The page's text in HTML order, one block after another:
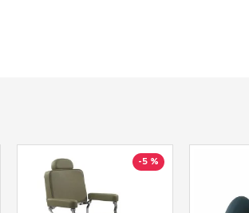
Top
Turime sandėlyje
-5 %